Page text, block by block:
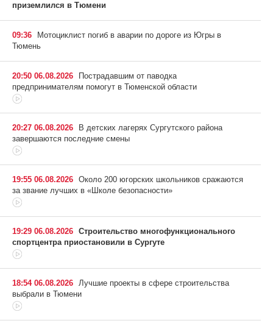
приземлился в Тюмени
09:36
Мотоциклист погиб в аварии по дороге из Югры в
Тюмень
20:50 06.08.2026
Пострадавшим от паводка
предпринимателям помогут в Тюменской области
20:27 06.08.2026
В детских лагерях Сургутского района
завершаются последние смены
19:55 06.08.2026 Около 200 югорских школьников сражаются
за звание лучших в «Школе безопасности»
19:29 06.08.2026 Строительство многофункционального
спортцентра приостановили в Сургуте
18:54 06.08.2026 Лучшие проекты в сфере строительства
выбрали в Тюмени